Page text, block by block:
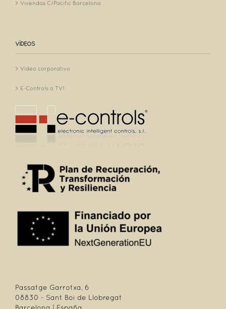
Vivendas C/Pacific Barcelona
VÍDEOS
Vídeo corporativo
E-Controls a TV1
Passatge Garrotxa, 6
08830 - Sant Boi de Llobregat